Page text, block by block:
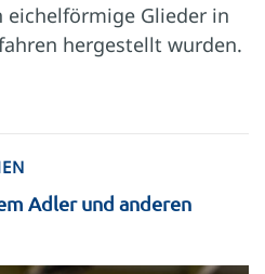
eichel­förmige Glieder in
hergestellt wurden.
Adler und anderen